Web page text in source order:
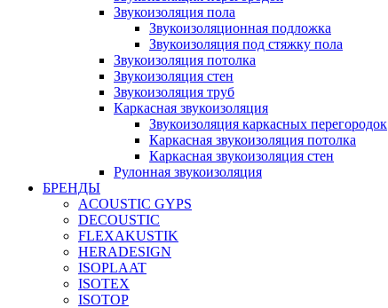
Звукоизоляция пола
Звукоизоляционная подложка
Звукоизоляция под стяжку пола
Звукоизоляция потолка
Звукоизоляция стен
Звукоизоляция труб
Каркасная звукоизоляция
Звукоизоляция каркасных перегородок
Каркасная звукоизоляция потолка
Каркасная звукоизоляция стен
Рулонная звукоизоляция
БРЕНДЫ
ACOUSTIC GYPS
DECOUSTIC
FLEXAKUSTIK
HERADESIGN
ISOPLAAT
ISOTEX
ISOTOP